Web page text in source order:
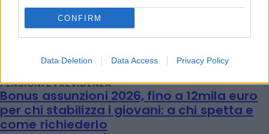
CONFIRM
Data Deletion Data Access Privacy Policy
PENSIONI E PREVIDENZA
Bonus assunzioni 2026, fino a 12mila euro
per chi stabilizza i giovani: a chi spetta e
come richiederlo